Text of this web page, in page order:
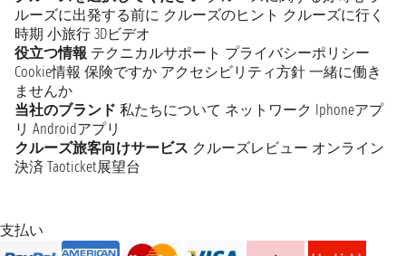
ルーズに出発する前に クルーズのヒント クルーズに行く
時期 小旅行 3Dビデオ
役立つ情報 テクニカルサポート プライバシーポリシー
Cookie情報 保険ですか アクセシビリティ方針 一緒に働き
ませんか
当社のブランド 私たちについて ネットワーク Iphoneアプ
リ Androidアプリ
クルーズ旅客向けサービス クルーズレビュー オンライン
決済 Taoticket展望台
支払い